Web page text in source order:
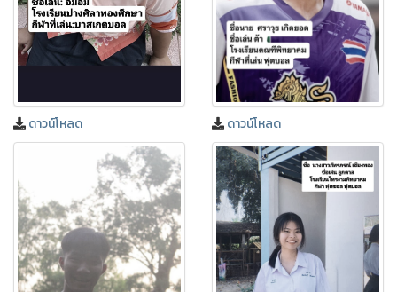
ดาวน์โหลด ดาวน์โหลด